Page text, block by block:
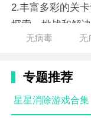
2.丰富多彩的关
探索、挑战和解决
一个属于自己的
无病毒 无
专题推荐
星星消除游戏合集